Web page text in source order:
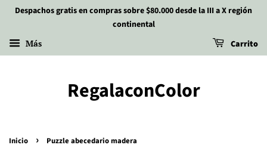
Despachos gratis en compras sobre $80.000 desde la III a X región
continental
Más Carrito
RegalaconColor
Inicio › Puzzle abecedario madera